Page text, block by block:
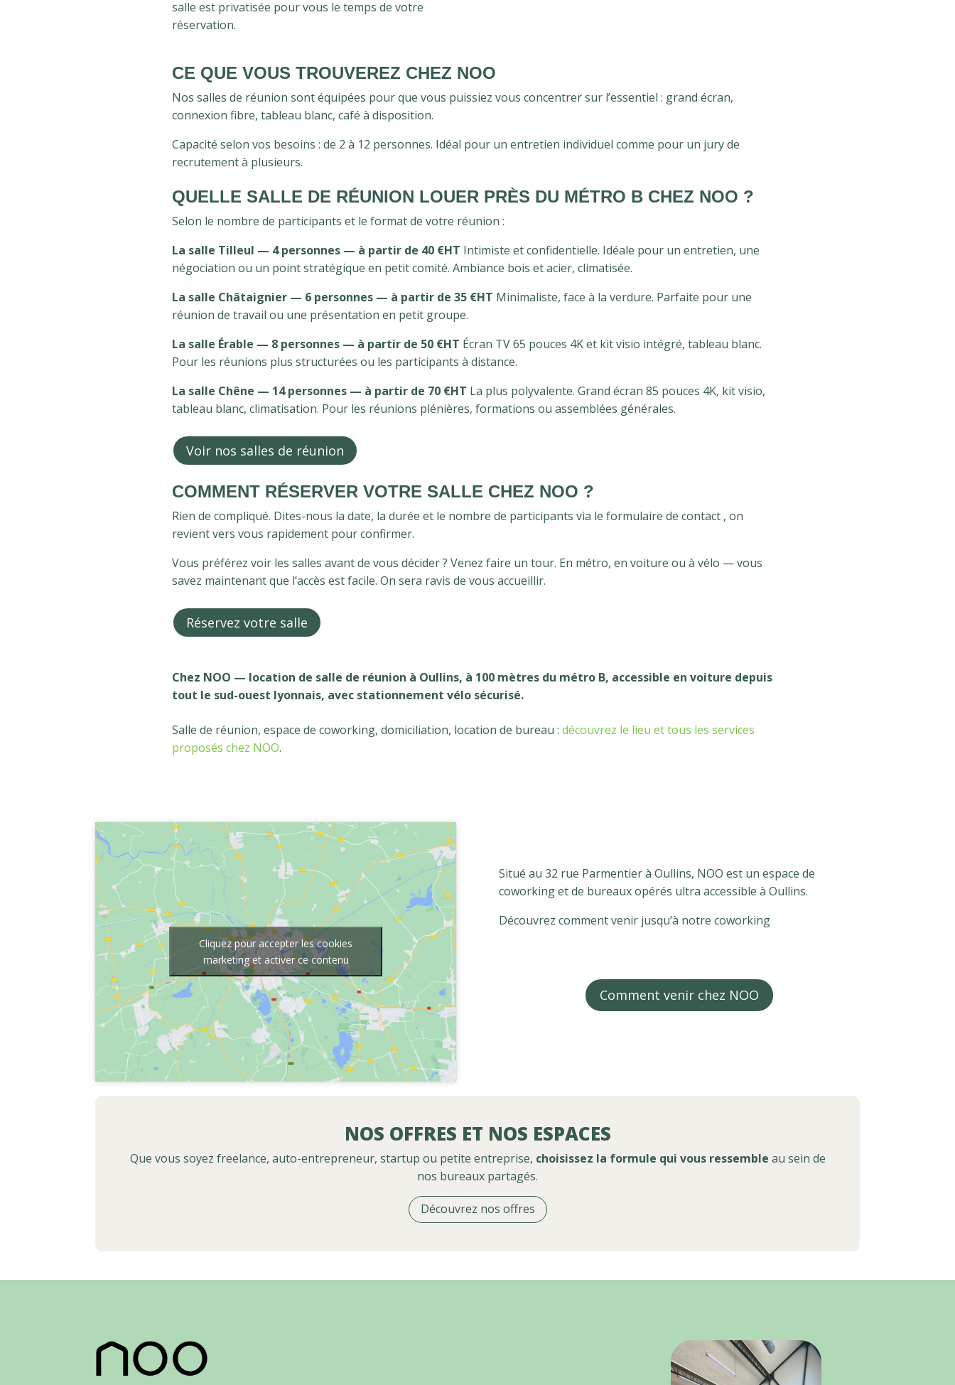
salle est privatisée pour vous le temps de votre
réservation.
CE QUE VOUS TROUVEREZ CHEZ NOO
Nos salles de réunion sont équipées pour que vous puissiez vous concentrer sur l’essentiel : grand écran,
connexion fibre, tableau blanc, café à disposition.
Capacité selon vos besoins : de 2 à 12 personnes. Idéal pour un entretien individuel comme pour un jury de
recrutement à plusieurs.
QUELLE SALLE DE RÉUNION LOUER PRÈS DU MÉTRO B CHEZ NOO ?
Selon le nombre de participants et le format de votre réunion :
La salle Tilleul — 4 personnes — à partir de 40 €HT Intimiste et confidentielle. Idéale pour un entretien, une
négociation ou un point stratégique en petit comité. Ambiance bois et acier, climatisée.
La salle Châtaignier — 6 personnes — à partir de 35 €HT Minimaliste, face à la verdure. Parfaite pour une
réunion de travail ou une présentation en petit groupe.
La salle Érable — 8 personnes — à partir de 50 €HT Écran TV 65 pouces 4K et kit visio intégré, tableau blanc.
Pour les réunions plus structurées ou les participants à distance.
La salle Chêne — 14 personnes — à partir de 70 €HT La plus polyvalente. Grand écran 85 pouces 4K, kit visio,
tableau blanc, climatisation. Pour les réunions plénières, formations ou assemblées générales.
Voir nos salles de réunion
COMMENT RÉSERVER VOTRE SALLE CHEZ NOO ?
Rien de compliqué. Dites-nous la date, la durée et le nombre de participants via le formulaire de contact , on
revient vers vous rapidement pour confirmer.
Vous préférez voir les salles avant de vous décider ? Venez faire un tour. En métro, en voiture ou à vélo — vous
savez maintenant que l’accès est facile. On sera ravis de vous accueillir.
Réservez votre salle
Chez NOO — location de salle de réunion à Oullins, à 100 mètres du métro B, accessible en voiture depuis
tout le sud-ouest lyonnais, avec stationnement vélo sécurisé.
Salle de réunion, espace de coworking, domiciliation, location de bureau : découvrez le lieu et tous les services
proposés chez NOO.
Cliquez pour accepter les cookies
marketing et activer ce contenu
Situé au 32 rue Parmentier à Oullins, NOO est un espace de
coworking et de bureaux opérés ultra accessible à Oullins.
Découvrez comment venir jusqu’à notre coworking
Comment venir chez NOO
NOS OFFRES ET NOS ESPACES
Que vous soyez freelance, auto-entrepreneur, startup ou petite entreprise, choisissez la formule qui vous ressemble au sein de
nos bureaux partagés.
Découvrez nos offres